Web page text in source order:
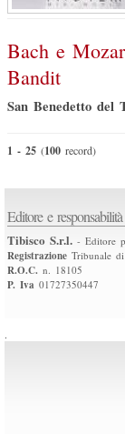
Bach e
Bandit
San Benedetto del
1 - 25 (100 record)
Editore e responsabilità
Tibisco S.r.l. - Editore
Registrazione Tribunale
R.O.C. n. 18105
P. Iva 01727350447
.